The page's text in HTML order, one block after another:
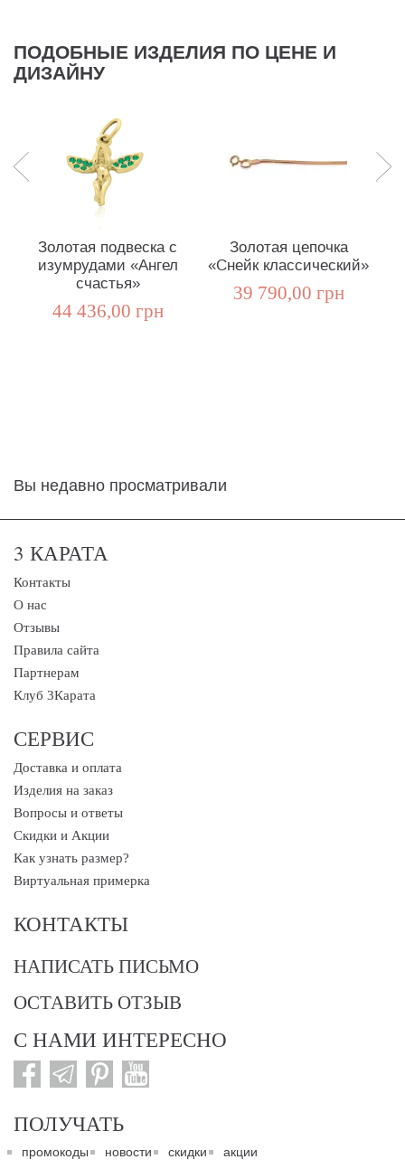
ПОДОБНЫЕ ИЗДЕЛИЯ ПО ЦЕНЕ И
ДИЗАЙНУ
Золотая подвеска с
изумрудами «Ангел
счастья»
44 436,00 грн
Золотая цепочка
«Cнейк классический»
39 790,00 грн
Вы недавно просматривали
3 КАРАТА
Контакты
О нас
Отзывы
Правила сайта
Партнерам
Клуб 3Карата
СЕРВИС
Доставка и оплата
Изделия на заказ
Вопросы и ответы
Скидки и Акции
Как узнать размер?
Виртуальная примерка
КОНТАКТЫ
НАПИСАТЬ ПИСЬМО
ОСТАВИТЬ ОТЗЫВ
С НАМИ ИНТЕРЕСНО
ПОЛУЧАТЬ
промокоды новости скидки акции